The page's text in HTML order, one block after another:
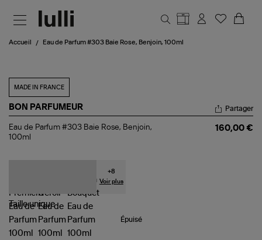
Accueil Eau de Parfum #303 Baie Rose, Benjoin, 100ml
MADE IN FRANCE
BON PARFUMEUR
Eau
de
Partager
Eau de Parfum #303 Baie Rose, Benjoin,
100ml
160,00 €
+8
Voir plus
Tailleunique
Épuisé